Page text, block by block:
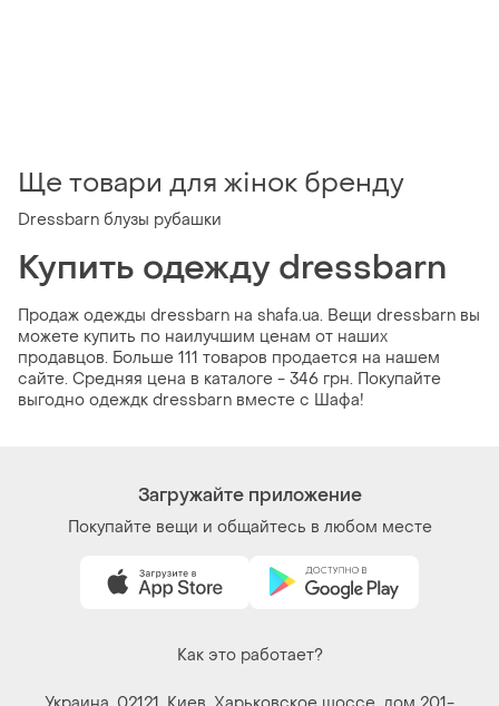
Ще товари для жінок бренду
Dressbarn блузы рубашки
Купить одежду dressbarn
Продаж одежды dressbarn на shafa.ua. Вещи dressbarn вы
можете купить по наилучшим ценам от наших
продавцов. Больше 111 товаров продается на нашем
сайте. Средняя цена в каталоге - 346 грн. Покупайте
выгодно одеждк dressbarn вместе с Шафа!
Загружайте приложение
Покупайте вещи и общайтесь в любом месте
Как это работает?